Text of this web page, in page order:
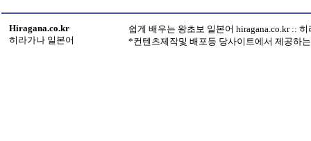
Hiragana.co.kr
히라가나 일본어
쉽게 배우는 왕초보 일본어 hiragana.co.kr ::
*컨텐츠제작및 배포등 당사이트에서 제공하